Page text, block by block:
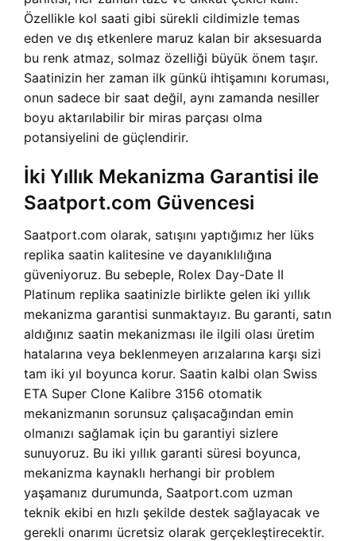
Özellikle kol saati gibi sürekli cildimizle temas
eden ve dış etkenlere maruz kalan bir aksesuarda
bu renk atmaz, solmaz özelliği büyük önem taşır.
Saatinizin her zaman ilk günkü ihtişamını koruması,
onun sadece bir saat değil, aynı zamanda nesiller
boyu aktarılabilir bir miras parçası olma
potansiyelini de güçlendirir.
İki Yıllık Mekanizma Garantisi ile
Saatport.com Güvencesi
Saatport.com olarak, satışını yaptığımız her lüks
replika saatin kalitesine ve dayanıklılığına
güveniyoruz. Bu sebeple, Rolex Day-Date II
Platinum replika saatinizle birlikte gelen iki yıllık
mekanizma garantisi sunmaktayız. Bu garanti, satın
aldığınız saatin mekanizması ile ilgili olası üretim
hatalarına veya beklenmeyen arızalarına karşı sizi
tam iki yıl boyunca korur. Saatin kalbi olan Swiss
ETA Super Clone Kalibre 3156 otomatik
mekanizmanın sorunsuz çalışacağından emin
olmanızı sağlamak için bu garantiyi sizlere
sunuyoruz. Bu iki yıllık garanti süresi boyunca,
mekanizma kaynaklı herhangi bir problem
yaşamanız durumunda, Saatport.com uzman
teknik ekibi en hızlı şekilde destek sağlayacak ve
gerekli onarımı ücretsiz olarak gerçekleştirecektir.